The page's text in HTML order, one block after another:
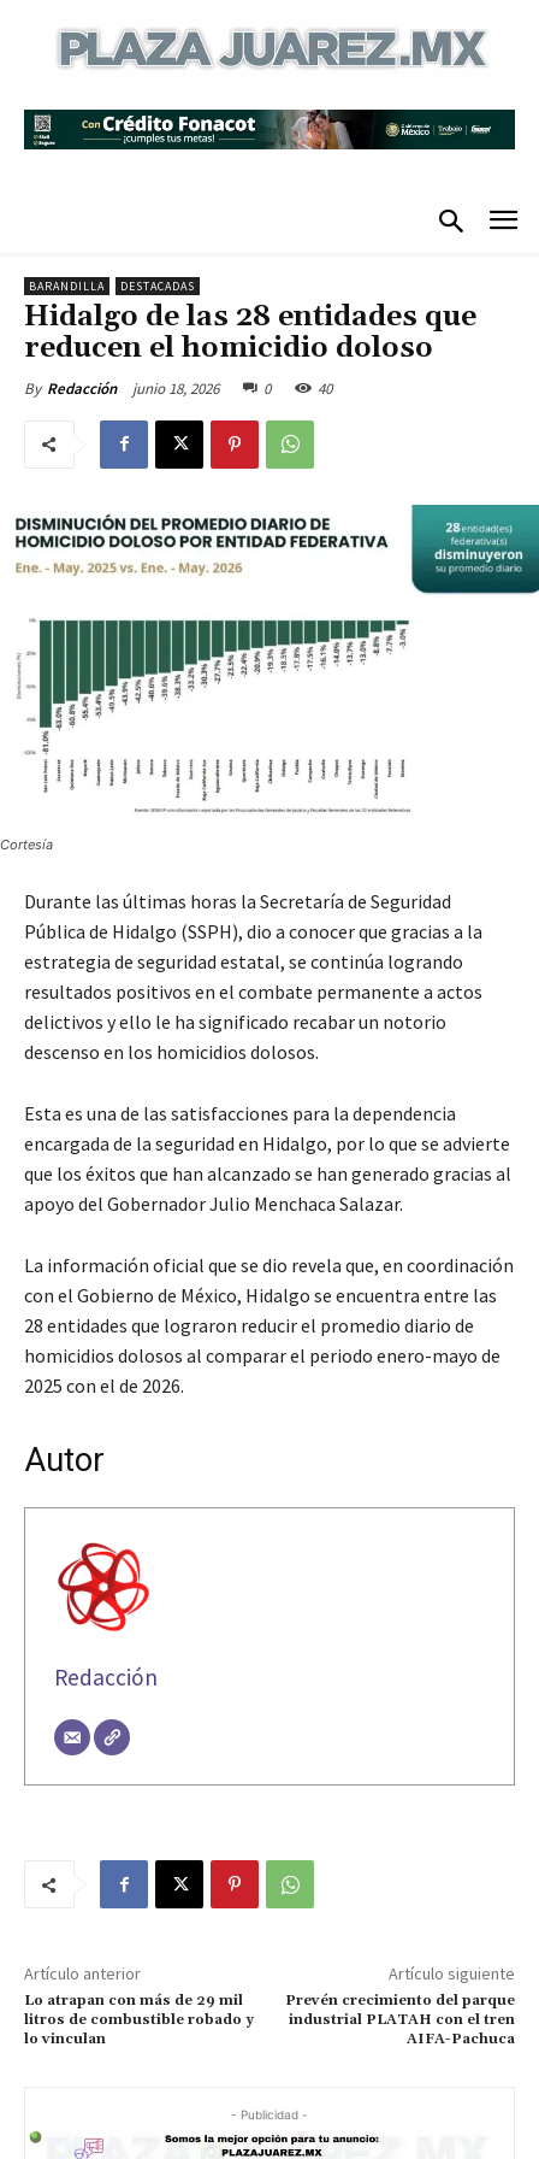
BARANDILLA DESTACADAS
Hidalgo de las 28 entidades que
reducen el homicidio doloso
By Redacción junio 18, 2026 0 40
Cortesía
Durante las últimas horas la Secretaría de Seguridad
Pública de Hidalgo (SSPH), dio a conocer que gracias a la
estrategia de seguridad estatal, se continúa logrando
resultados positivos en el combate permanente a actos
delictivos y ello le ha significado recabar un notorio
descenso en los homicidios dolosos.
Esta es una de las satisfacciones para la dependencia
encargada de la seguridad en Hidalgo, por lo que se advierte
que los éxitos que han alcanzado se han generado gracias al
apoyo del Gobernador Julio Menchaca Salazar.
La información oficial que se dio revela que, en coordinación
con el Gobierno de México, Hidalgo se encuentra entre las
28 entidades que lograron reducir el promedio diario de
homicidios dolosos al comparar el periodo enero-mayo de
2025 con el de 2026.
Autor
Redacción
Artículo anterior
Lo atrapan con más de 29 mil
litros de combustible robado y
lo vinculan
Artículo siguiente
Prevén crecimiento del parque
industrial PLATAH con el tren
AIFA-Pachuca
- Publicidad -